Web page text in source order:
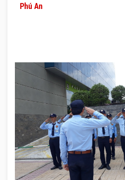
Phú An